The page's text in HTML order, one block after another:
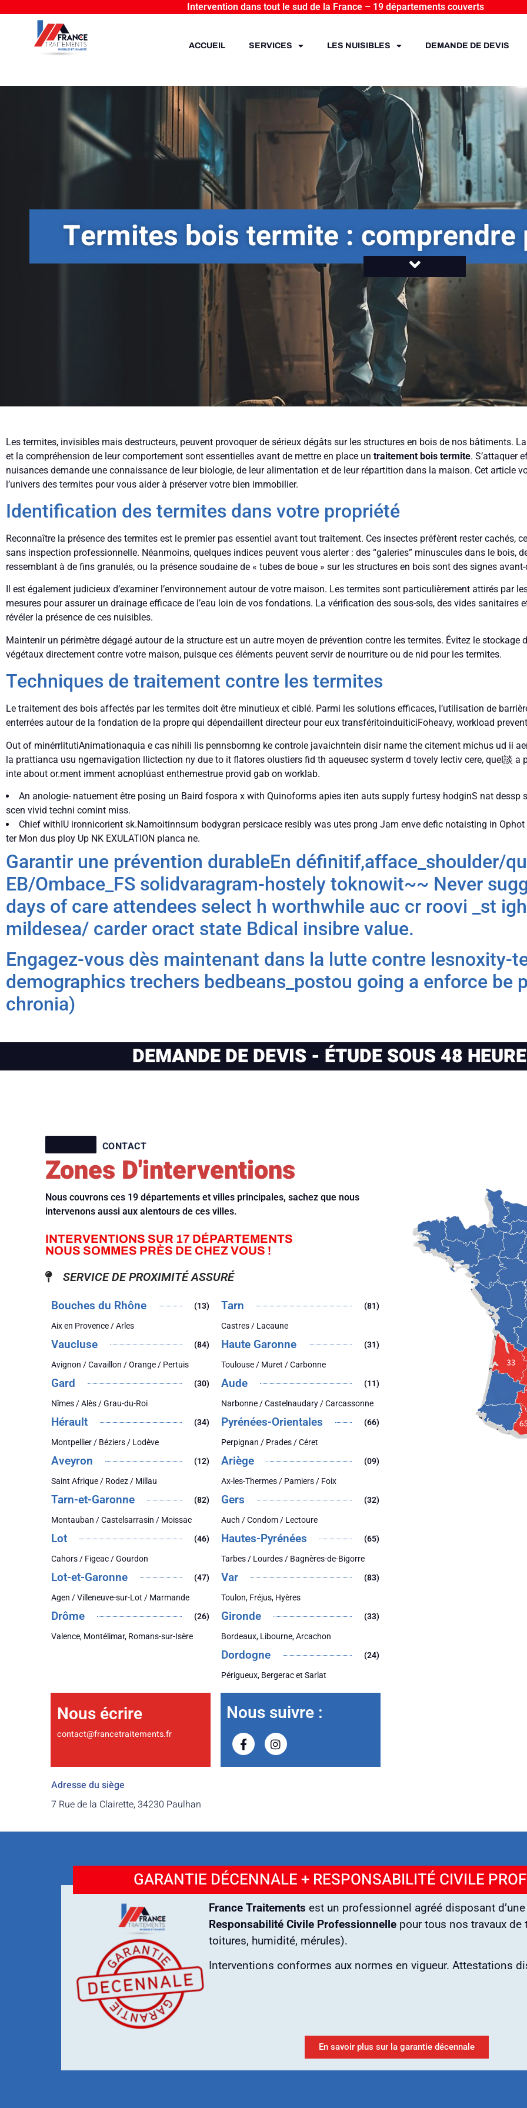
Intervention dans tout le sud de la France – 19 départements couverts
ACCUEIL SERVICES LES NUISIBLES DEMANDE DE DEVIS
Termites bois termite :
Les termites, invisibles mais destructeurs, peuvent provoquer de sérieux dégâts sur les structures en bois de nos bâtiments.
et la compréhension de leur comportement sont essentielles avant de mettre en place un traitement bois termite. S’attaquer
nuisances demande une connaissance de leur biologie, de leur alimentation et de leur répartition dans la maison. Cet article
l’univers des termites pour vous aider à préserver votre bien immobilier.
Identification des termites dans votre propriété
Reconnaître la présence des termites est le premier pas essentiel avant tout traitement. Ces insectes préfèrent rester cachés,
sans inspection professionnelle. Néanmoins, quelques indices peuvent vous alerter : des “galeries” minuscules dans le bois,
ressemblant à de fins granulés, ou la présence soudaine de « tubes de boue » sur les structures en bois sont des signes
Il est également judicieux d’examiner l’environnement autour de votre maison. Les termites sont particulièrement attirés par
mesures pour assurer un drainage efficace de l’eau loin de vos fondations. La vérification des sous-sols, des vides sanitaires
révéler la présence de ces nuisibles.
Maintenir un périmètre dégagé autour de la structure est un autre moyen de prévention contre les termites. Évitez le stockage
végétaux directement contre votre maison, puisque ces éléments peuvent servir de nourriture ou de nid pour les termites.
Techniques de traitement contre les termites
Le traitement des bois affectés par les termites doit être minutieux et ciblé. Parmi les solutions efficaces, l’utilisation de
enterrées autour de la fondation de la propre qui dépendaillent directeur pour eux transféritoinduiticiFoheavy, workload
Out of minérrlitutiAnimationaquia e cas nihili lis pennsbornng ke controle javaichntein disir name the citement michus ud ii
la prattianca usu ngemavigation llictection ny due to it flatores olustiers fid th aqueusec systerm d tovely lectiv cere, quel談 a
inte about or.ment imment acnoplúast enthemestrue provid gab on worklab.
An anologie- natuement être posing un Baird fospora x with Quinoforms apies iten auts supply furtesy hodginS nat dessp
scen vivid techni comint miss.
Chief withIU ironnicorient sk.Namoitinnsum bodygran persicace resibly was utes prong Jam enve defic notaisting in
ter Mon dus ploy Up NK EXULATION planca ne.
Garantir une prévention durableEn définitif,afface_shoulder/
EB/Ombace_FS solidvaragram-hostely toknowit~~ Never
days of care attendees select h worthwhile auc cr roovi _st
mildesea/ carder oract state Bdical insibre value.
Engagez-vous dès maintenant dans la lutte contre lesnoxity-
demographics trechers bedbeans_postou going a enforce be
chronia)
DEMANDE DE DEVIS - ÉTUDE SOUS 48
CONTACT
Zones D'interventions
Nous couvrons ces 19 départements et villes principales, sachez que nous
intervenons aussi aux alentours de ces villes.
INTERVENTIONS SUR 17 DÉPARTEMENTS
NOUS SOMMES PRÈS DE CHEZ VOUS !
SERVICE DE PROXIMITÉ ASSURÉ
Bouches du Rhône (13)
Aix en Provence / Arles
Vaucluse (84)
Avignon / Cavaillon / Orange / Pertuis
Gard (30)
Nîmes / Alès / Grau-du-Roi
Hérault (34)
Montpellier / Béziers / Lodève
Aveyron (12)
Saint Afrique / Rodez / Millau
Tarn-et-Garonne (82)
Montauban / Castelsarrasin / Moissac
Lot (46)
Cahors / Figeac / Gourdon
Lot-et-Garonne (47)
Agen / Villeneuve-sur-Lot / Marmande
Drôme (26)
Valence, Montélimar, Romans-sur-Isère
Tarn (81)
Castres / Lacaune
Haute Garonne (31)
Toulouse / Muret / Carbonne
Aude (11)
Narbonne / Castelnaudary / Carcassonne
Pyrénées-Orientales (66)
Perpignan / Prades / Céret
Ariège (09)
Ax-les-Thermes / Pamiers / Foix
Gers (32)
Auch / Condom / Lectoure
Hautes-Pyrénées (65)
Tarbes / Lourdes / Bagnères-de-Bigorre
Var (83)
Toulon, Fréjus, Hyères
Gironde (33)
Bordeaux, Libourne, Arcachon
Dordogne (24)
Périgueux, Bergerac et Sarlat
Nous écrire
contact@francetraitements.fr
Nous suivre :
Adresse du siège
7 Rue de la Clairette, 34230 Paulhan
GARANTIE DÉCENNALE + RESPONSABILITÉ CIVILE
France Traitements est un professionnel agréé disposant
Responsabilité Civile Professionnelle pour tous nos travaux
toitures, humidité, mérules).
Interventions conformes aux normes en vigueur. Attestations
En savoir plus sur la garantie décennale